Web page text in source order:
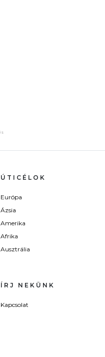
ÚTICÉLOK
Európa
Ázsia
Amerika
Afrika
Ausztrália
ÍRJ NEKÜNK
Kapcsolat